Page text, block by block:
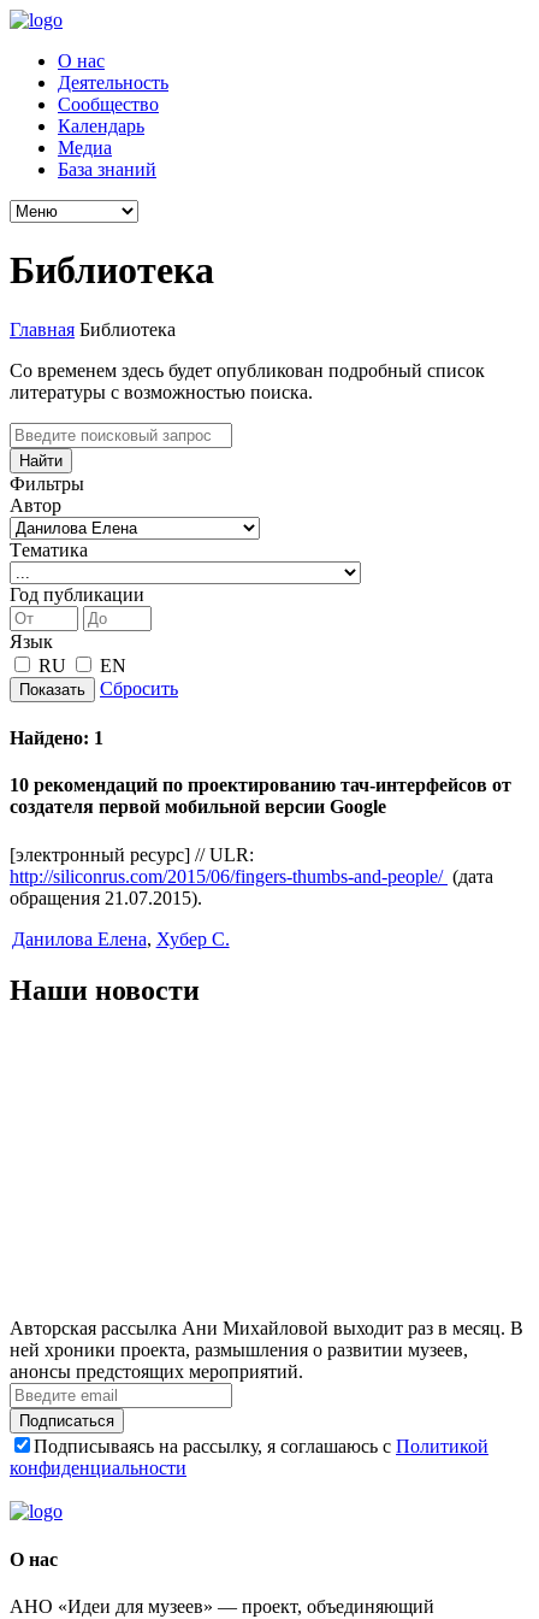
О нас
Деятельность
Сообщество
Календарь
Медиа
База знаний
Библиотека
Главная Библиотека
Со временем здесь будет опубликован подробный список
литературы с возможностью поиска.
Найти
Фильтры
Автор
Tематика
Год публикации
Язык
RU
EN
Показать Сбросить
Найдено: 1
10 рекомендаций по проектированию тач-интерфейсов от
создателя первой мобильной версии Google
[электронный ресурс] // ULR:
http://siliconrus.com/2015/06/fingers-thumbs-and-people/ (дата
обращения 21.07.2015).
Данилова Елена, Хубер С.
Наши новости
Авторская рассылка Ани Михайловой выходит раз в месяц. В
ней хроники проекта, размышления о развитии музеев,
анонсы предстоящих мероприятий.
Подписаться
Подписываясь на рассылку, я соглашаюсь с Политикой
конфиденциальности
О нас
АНО «Идеи для музеев» — проект, объединяющий